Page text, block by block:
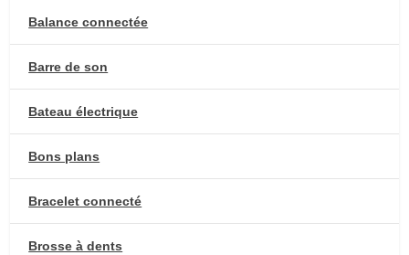
Balance connectée
Barre de son
Bateau électrique
Bons plans
Bracelet connecté
Brosse à dents